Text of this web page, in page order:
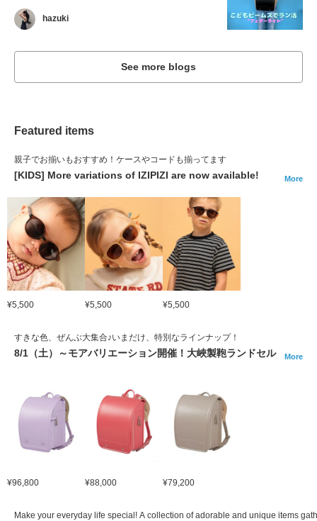
hazuki
See more blogs
Featured items
親子でお揃いもおすすめ！ケースやコードも揃ってます
[KIDS] More variations of IZIPIZI are now available! More
¥5,500 ¥5,500 ¥5,500
すきな色、ぜんぶ大集合♪いまだけ、特別なラインナップ！
8/1（土）～モアバリエーション開催！大峽製鞄ランドセル More
¥96,800 ¥88,000 ¥79,200
Make your everyday life special! A collection of adorable and unique items